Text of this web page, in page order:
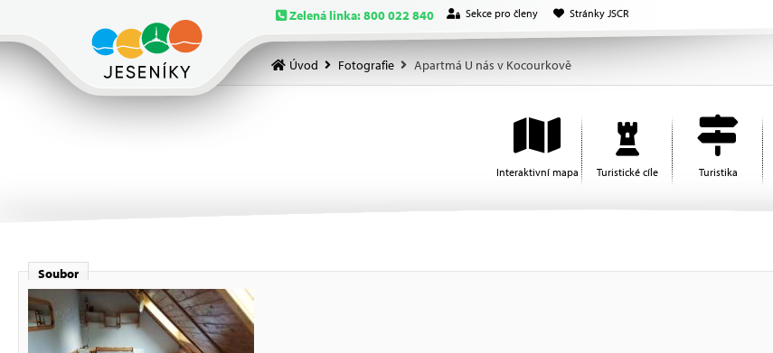
Zelená linka: 800 022 840 Sekce pro členy Stránky JSCR
Úvod Fotografie Apartmá U nás v Kocourkově
Interaktivní mapa Turistické cíle Turistika
Soubor